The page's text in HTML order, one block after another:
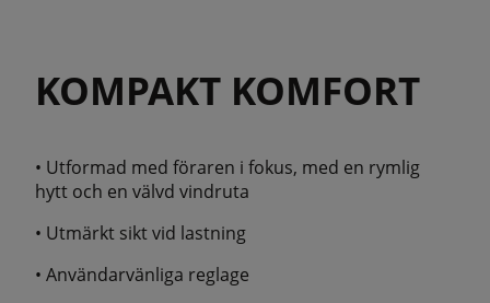
KOMPAKT KOMFORT
• Utformad med föraren i fokus, med en rymlig
hytt och en välvd vindruta
• Utmärkt sikt vid lastning
• Användarvänliga reglage